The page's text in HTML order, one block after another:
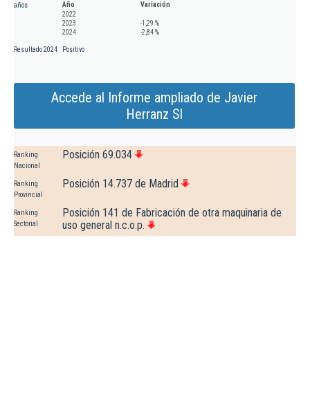
años
Año
Variación
2022
2023
-1,29 %
2024
-2,84 %
Resultado 2024 Positivo
Accede al Informe ampliado de Javier
Herranz Sl
Ranking
Nacional
Posición 69.034
Ranking
Provincial
Posición 14.737 de Madrid
Ranking
Sectorial
Posición 141 de Fabricación de otra maquinaria de
uso general n.c.o.p.